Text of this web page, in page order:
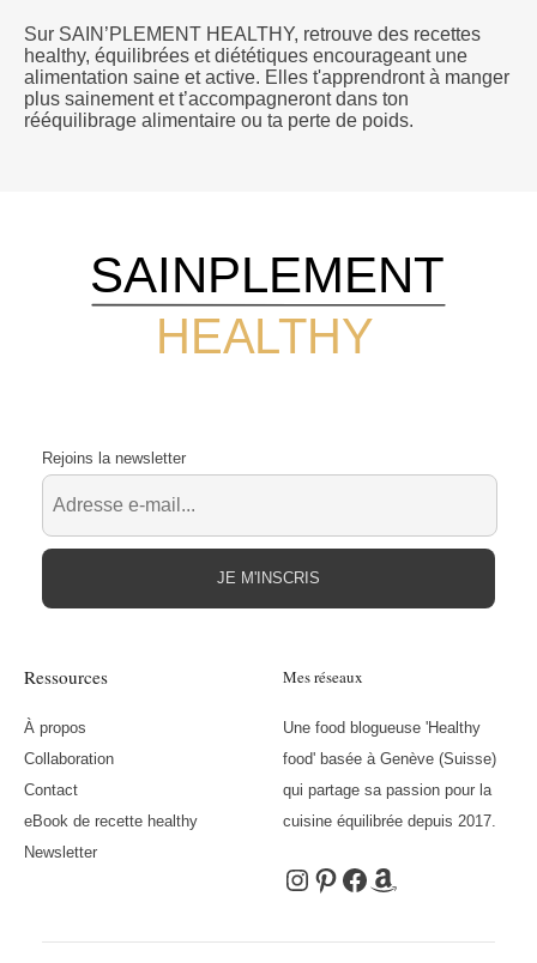
Sur SAIN’PLEMENT HEALTHY, retrouve des recettes
healthy, équilibrées et diététiques encourageant une
alimentation saine et active. Elles t'apprendront à manger
plus sainement et t’accompagneront dans ton
rééquilibrage alimentaire ou ta perte de poids.
HEALTHY
SAINPLEMENT
Ressources
À propos
Collaboration
Contact
eBook de recette healthy
Newsletter
Mes réseaux
Une food blogueuse 'Healthy
food' basée à Genève (Suisse)
qui partage sa passion pour la
cuisine équilibrée depuis 2017.
Instagram
Pinterest
Facebook
Amazon
Rejoins la newsletter
JE M'INSCRIS